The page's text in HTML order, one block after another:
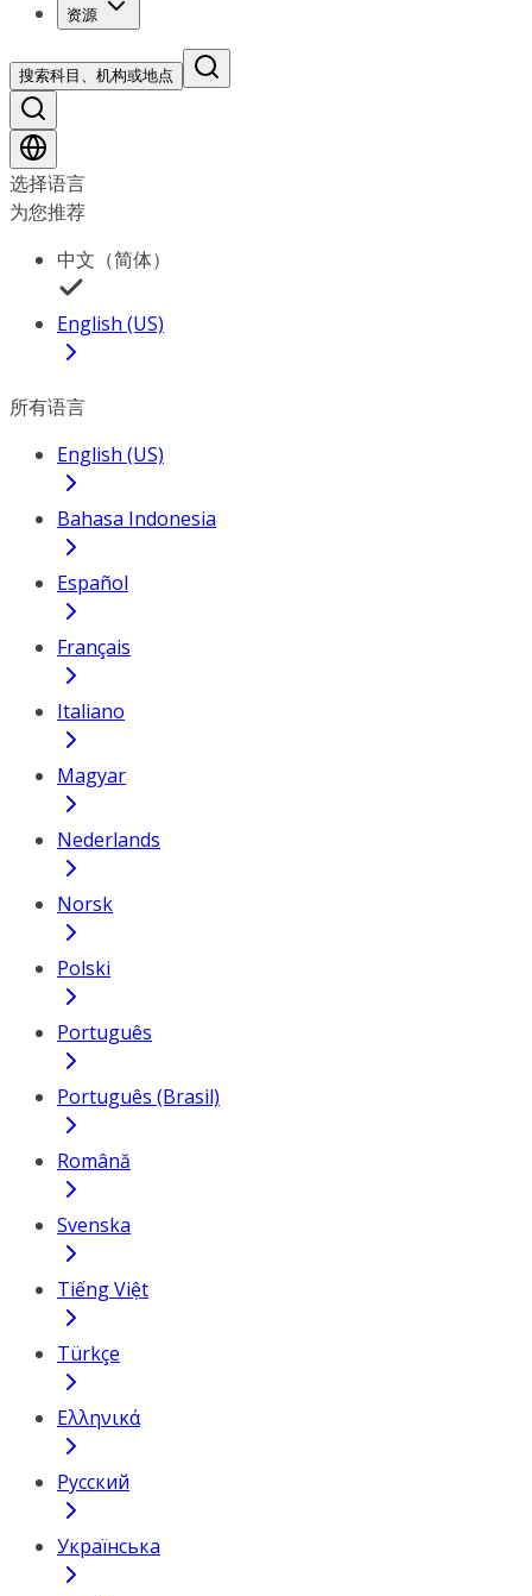
资源
搜索科目、机构或地点
选择语言
为您推荐
中文（简体）
English (US)
所有语言
English (US)
Bahasa Indonesia
Español
Français
Italiano
Magyar
Nederlands
Norsk
Polski
Português
Português (Brasil)
Română
Svenska
Tiếng Việt
Türkçe
Ελληνικά
Русский
Українська